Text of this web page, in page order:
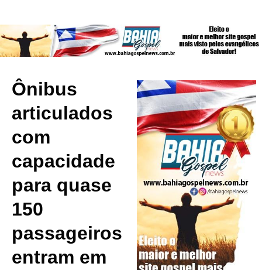
Ônibus
articulados
com
capacidade
para quase
150
passageiros
entram em